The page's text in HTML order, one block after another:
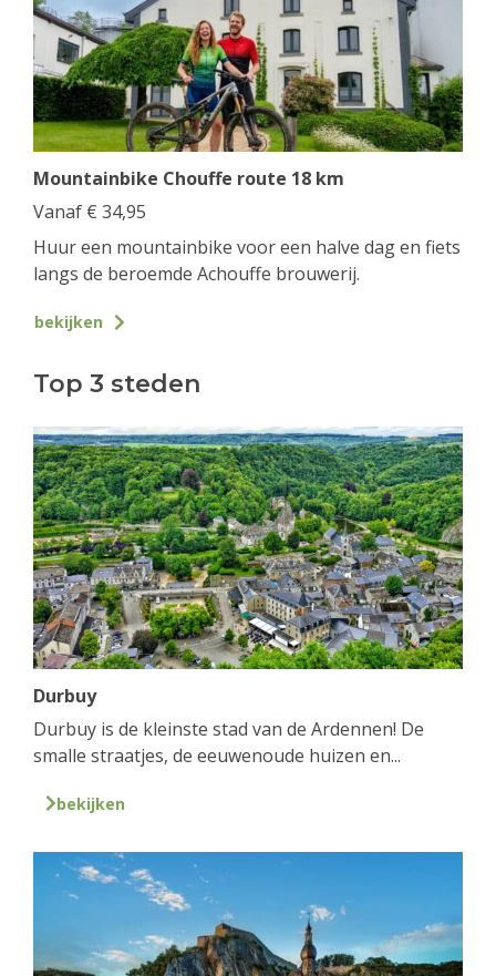
Mountainbike Chouffe route 18 km
Vanaf € 34,95
Huur een mountainbike voor een halve dag en fiets
langs de beroemde Achouffe brouwerij.
bekijken
Top 3 steden
Durbuy
Durbuy is de kleinste stad van de Ardennen! De
smalle straatjes, de eeuwenoude huizen en...
bekijken